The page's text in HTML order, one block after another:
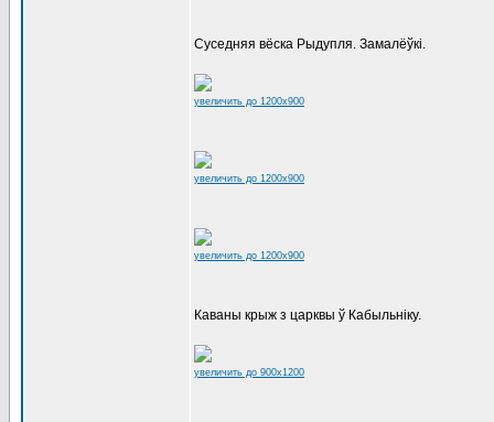
Суседняя вёска Рыдупля. Замалёўкі.
увеличить до 1200x900
увеличить до 1200x900
увеличить до 1200x900
Каваны крыж з царквы ў Кабыльніку.
увеличить до 900x1200